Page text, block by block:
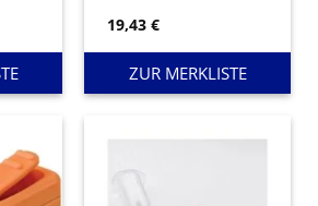
19,43€
ZUR MERKLISTE